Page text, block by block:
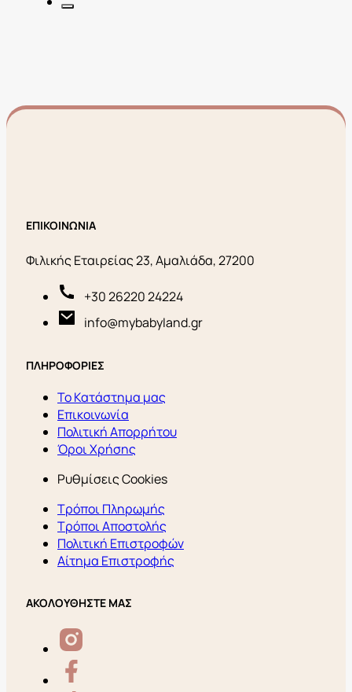
ΕΠΙΚΟΙΝΩΝΙΑ
Φιλικής Εταιρείας 23, Αμαλιάδα, 27200
+30 26220 24224
info@mybabyland.gr
ΠΛΗΡΟΦΟΡΙΕΣ
Το Κατάστημα μας
Επικοινωνία
Πολιτική Απορρήτου
Όροι Χρήσης
Ρυθμίσεις Cookies
Τρόποι Πληρωμής
Τρόποι Αποστολής
Πολιτική Επιστροφών
Αίτημα Επιστροφής
ΑΚΟΛΟΥΘΗΣΤΕ ΜΑΣ